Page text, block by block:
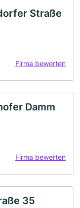
Straße
Firma bewerten
Damm
Firma bewerten
35